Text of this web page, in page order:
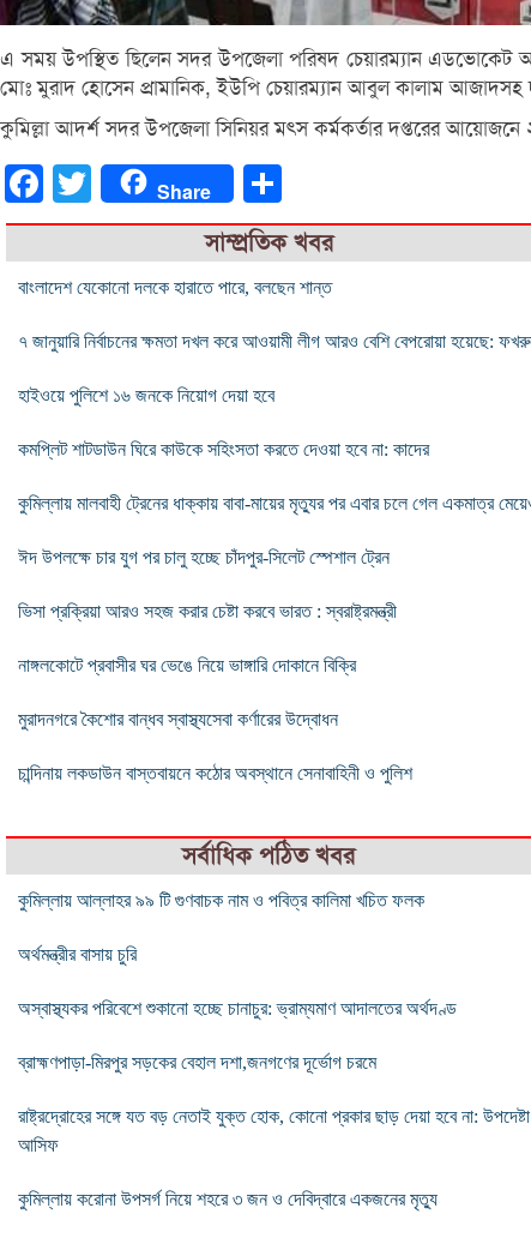
এ সময় উপস্থিত ছিলেন সদর উপজেলা পরিষদ চেয়ারম্যান এডভোকেট
মোঃ মুরাদ হোসেন প্রামানিক, ইউপি চেয়ারম্যান আবুল কালাম আজাদসহ
কুমিল্লা আদর্শ সদর উপজেলা সিনিয়র মৎস কর্মকর্তার দপ্তরের
FacebookTwitter Share
সাম্প্রতিক খবর
বাংলাদেশ যেকোনো দলকে হারাতে পারে, বলছেন শান্ত
৭ জানুয়ারি নির্বাচনের ক্ষমতা দখল করে আওয়ামী লীগ আরও বেশি বেপরোয়া হয়েছে:
হাইওয়ে পুলিশে ১৬ জনকে নিয়োগ দেয়া হবে
কমপ্লিট শাটডাউন ঘিরে কাউকে সহিংসতা করতে দেওয়া হবে না: কাদের
কুমিল্লায় মালবাহী ট্রেনের ধাক্কায় বাবা-মায়ের মৃত্যুর পর এবার চলে গেল একমাত্র
ঈদ উপলক্ষে চার যুগ পর চালু হচ্ছে চাঁদপুর-সিলেট স্পেশাল ট্রেন
ভিসা প্রক্রিয়া আরও সহজ করার চেষ্টা করবে ভারত : স্বরাষ্ট্রমন্ত্রী
নাঙ্গলকোটে প্রবাসীর ঘর ভেঙে নিয়ে ভাঙ্গারি দোকানে বিক্রি
মুরাদনগরে কৈশোর বান্ধব স্বাস্থ্যসেবা কর্ণারের উদ্বোধন
চান্দিনায় লকডাউন বাস্তবায়নে কঠোর অবস্থানে সেনাবাহিনী ও পুলিশ
সর্বাধিক পঠিত খবর
কুমিল্লায় আল্লাহর ৯৯ টি গুণবাচক নাম ও পবিত্র কালিমা খচিত ফলক
অর্থমন্ত্রীর বাসায় চুরি
অস্বাস্থ্যকর পরিবেশে শুকানো হচ্ছে চানাচুর: ভ্রাম্যমাণ আদালতের অর্থদণ্ড
ব্রাহ্মণপাড়া-মিরপুর সড়কের বেহাল দশা,জনগণের দূর্ভোগ চরমে
রাষ্ট্রদ্রোহের সঙ্গে যত বড় নেতাই যুক্ত হোক, কোনো প্রকার ছাড় দেয়া হবে না: উপদেষ্টা
আসিফ
কুমিল্লায় করোনা উপসর্গ নিয়ে শহরে ৩ জন ও দেবিদ্বারে একজনের মৃত্যু